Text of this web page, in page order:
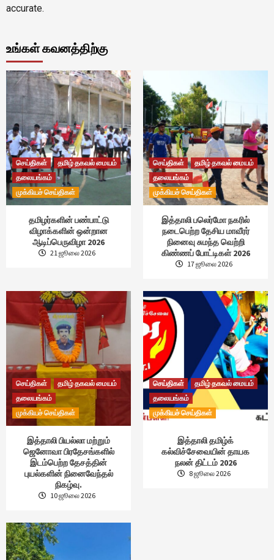
accurate.
உங்கள் கவனத்திற்கு
செய்திகள்
தமிழ் தகவல் மையம்
தலையங்கம்
முக்கியச் செய்திகள்
தமிழர்களின் பண்பாட்டு
விழாக்களின் ஒன்றான
ஆடிப்பெருவிழா 2026
21 ஜூலை 2026
செய்திகள்
தமிழ் தகவல் மையம்
தலையங்கம்
முக்கியச் செய்திகள்
இத்தாலி பலெர்மோ நகரில்
நடைபெற்ற தேசிய மாவீரர்
நினைவு சுமந்த வெற்றி
கிண்ணப் போட்டிகள் 2026
17 ஜூலை 2026
செய்திகள்
தமிழ் தகவல் மையம்
தலையங்கம்
முக்கியச் செய்திகள்
இத்தாலி பியல்லா மற்றும்
ஜெனோவா பிரதேசங்களில்
இடம்பெற்ற தேசத்தின்
புயல்களின் நினைவேந்தல்
நிகழ்வு.
10 ஜூலை 2026
செய்திகள்
தமிழ் தகவல் மையம்
தலையங்கம்
முக்கியச் செய்திகள்
இத்தாலி தமிழ்க்
கல்விச்சேவையின் தாயக
நலன் திட்டம் 2026
8 ஜூலை 2026